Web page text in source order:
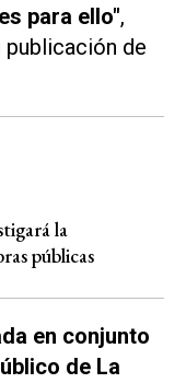
para ello",
publicación de
la
públicas
en conjunto
de La